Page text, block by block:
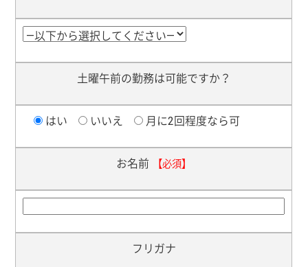
土曜午前の勤務は可能ですか？
はい いいえ 月に2回程度なら可
お名前 【必須】
フリガナ